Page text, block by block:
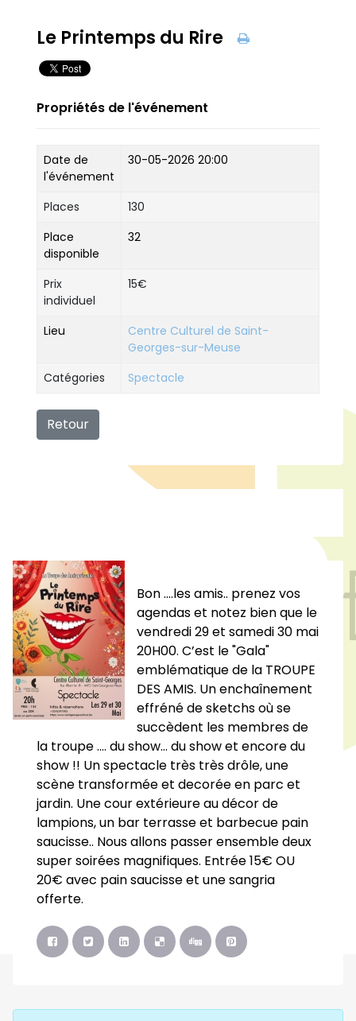
Bon ....les amis.. prenez vos
agendas et notez bien que le
vendredi 29 et samedi 30 mai
20H00. C’est le "Gala"
emblématique de la TROUPE
DES AMIS. Un enchaînement
effréné de sketchs où se
succèdent les membres de
la troupe .... du show... du show et encore du
show !! Un spectacle très très drôle, une
scène transformée et decorée en parc et
jardin. Une cour extérieure au décor de
lampions, un bar terrasse et barbecue pain
saucisse.. Nous allons passer ensemble deux
super soirées magnifiques. Entrée 15€ OU
20€ avec pain saucisse et une sangria
offerte.
Le Printemps du Rire
Propriétés de l'événement
Date de
l'événement
30-05-2026 20:00
Places
130
Place
disponible
32
Prix
individuel
15€
Lieu
Centre Culturel de Saint-
Georges-sur-Meuse
Catégories
Spectacle
Retour